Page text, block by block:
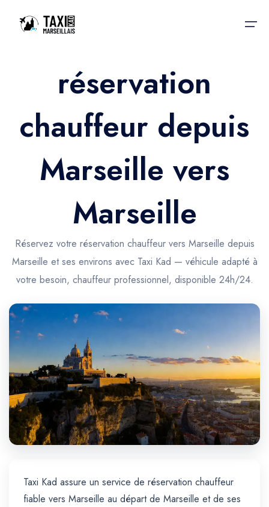
Accueil
Nos services
Nos services
Trajet Gare SNCF
Trajet Port croisière
Trajet Séminaire
Trajet Santé
Trajet Longue Distance
Réservation
Actualités & évènements
Contactez-nous
réservation
chauffeur depuis
Marseille vers
Marseille
Réservez votre réservation chauffeur vers Marseille depuis
Marseille et ses environs avec Taxi Kad — véhicule adapté à
votre besoin, chauffeur professionnel, disponible 24h/24.
Taxi Kad assure un service de réservation chauffeur
fiable vers Marseille au départ de Marseille et de ses